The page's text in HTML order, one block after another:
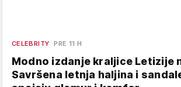
CELEBRITY PRE 11 H
Modno izdanje kraljice Letizije
Savršena letnja haljina i